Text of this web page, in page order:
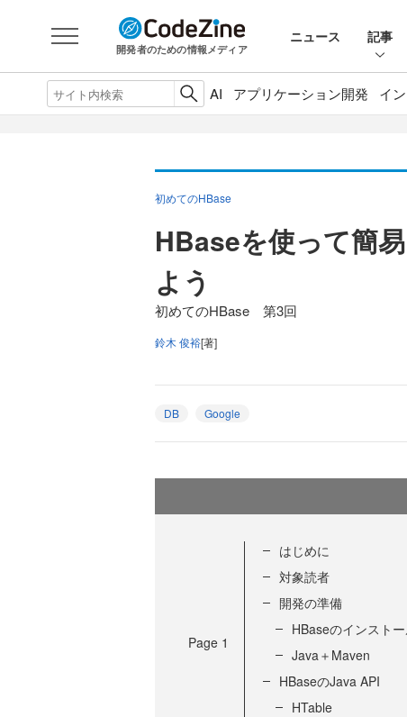
開発者のための情報メディア
ニュース 記事
AI アプリケーション開発 イ
初めてのHBase
HBaseを使って簡
よう
初めてのHBase 第3回
鈴木 俊裕[著]
DB Google
Page 1
はじめに
対象読者
開発の準備
HBaseのインスト
Java＋Maven
HBaseのJava API
HTable